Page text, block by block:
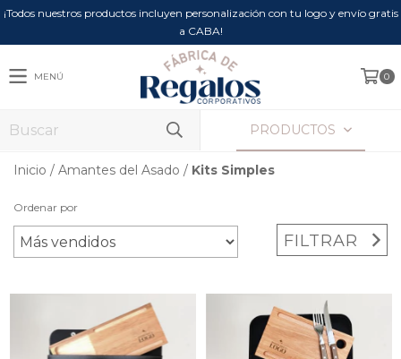
¡Todos nuestros productos incluyen personalización con tu logo y envío gratis
a CABA!
MENÚ 0
PRODUCTOS
Inicio / Amantes del Asado / Kits Simples
Ordenar por
FILTRAR